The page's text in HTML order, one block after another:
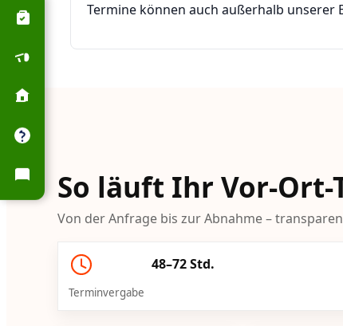
Termine können auch außerhalb unserer
So läuft Ihr Vor-
Von der Anfrage bis zur Abnahme –
48–72 Std.
Terminvergabe